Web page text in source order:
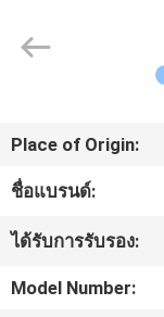
สินค้า
เกี่ยว
Packing
Material
Place of Origin:
ชื่อแบรนด์:
ได้รับการรับรอง:
Model Number: